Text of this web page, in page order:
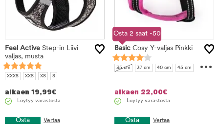
Feel Active Step-in Liivi
valjas, musta
XXXS XXS XS S
alkaen 19,99€
Löytyy varastosta
Osta Vertaa
Osta 2 saat -50
%
Basic Cosy Y-valjas Pinkki
35 cm 37 cm 40 cm
45 cm
...
alkaen 22,00€
Löytyy varastosta
Osta Vertaa